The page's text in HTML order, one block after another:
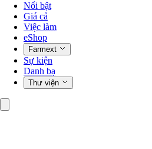
Nổi bật
Giá cả
Việc làm
eShop
Farmext
Sự kiện
Danh bạ
Thư viện